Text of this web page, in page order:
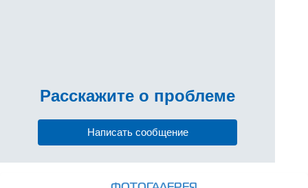
Расскажите о проблеме
Написать сообщение